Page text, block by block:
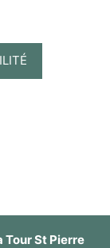
Tour St Pierre